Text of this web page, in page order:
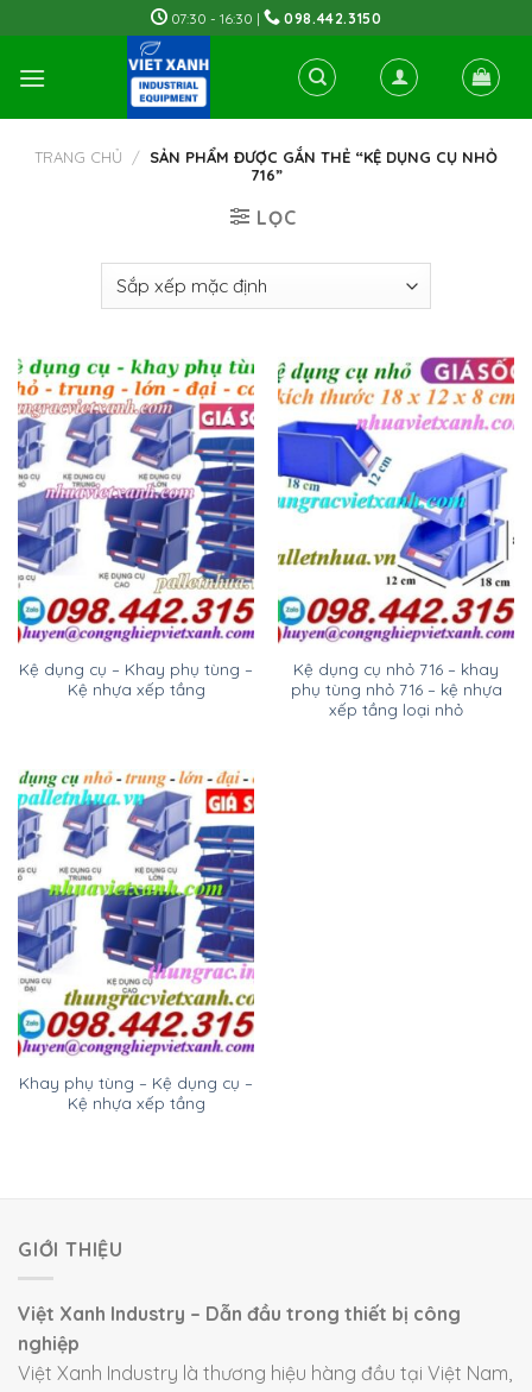
to
content
07:30 - 16:30 | 098.442.3150
TRANG CHỦ / SẢN PHẨM ĐƯỢC GẮN THẺ “KỆ DỤNG CỤ NHỎ
716”
LỌC
Kệ dụng cụ – Khay phụ tùng –
Kệ nhựa xếp tầng
Kệ dụng cụ nhỏ 716 – khay
phụ tùng nhỏ 716 – kệ nhựa
xếp tầng loại nhỏ
Khay phụ tùng – Kệ dụng cụ –
Kệ nhựa xếp tầng
GIỚI THIỆU
Việt Xanh Industry – Dẫn đầu trong thiết bị công
nghiệp
Việt Xanh Industry là thương hiệu hàng đầu tại Việt Nam,